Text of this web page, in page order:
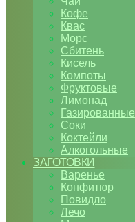
Кофе
Квас
Морс
Сбитень
Кисель
Компоты
Фруктовые
Лимонад
Газированные
Соки
Коктейли
Алкогольные
ЗАГОТОВКИ
Варенье
Конфитюр
Повидло
Лечо